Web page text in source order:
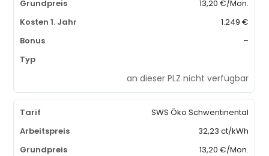
13,20 €/Mon.
1.249 €
–
an dieser PLZ nicht verfügbar
SWS Öko Schwentinental
32,23 ct/kWh
13,20 €/Mon.